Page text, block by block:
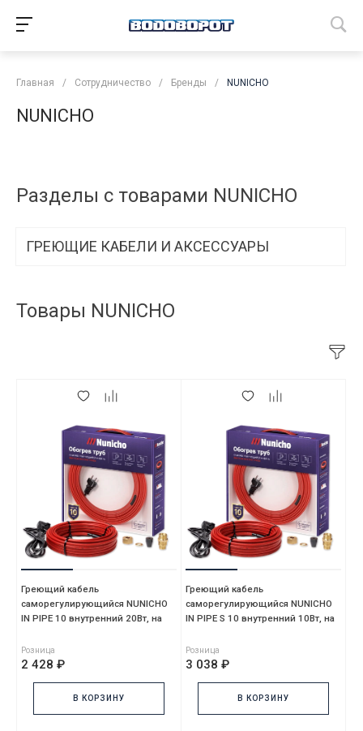
Главная / Сотрудничество / Бренды / NUNICHO
NUNICHO
Разделы с товарами NUNICHO
ГРЕЮЩИЕ КАБЕЛИ И АКСЕССУАРЫ
Товары NUNICHO
Греющий кабель
саморегулирующийся NUNICHO
IN PIPE 10 внутренний 20Вт, на
Розница
2 428 ₽
В КОРЗИНУ
Греющий кабель
саморегулирующийся NUNICHO
IN PIPE S 10 внутренний 10Вт, на
Розница
3 038 ₽
В КОРЗИНУ